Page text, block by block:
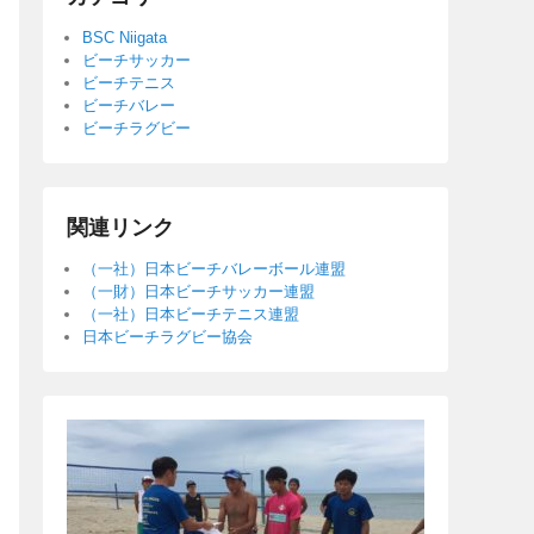
BSC Niigata
ビーチサッカー
ビーチテニス
ビーチバレー
ビーチラグビー
関連リンク
（一社）日本ビーチバレーボール連盟
（一財）日本ビーチサッカー連盟
（一社）日本ビーチテニス連盟
日本ビーチラグビー協会